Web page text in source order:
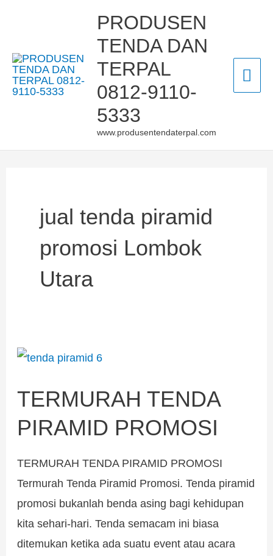
PRODUSEN
TENDA DAN
TERPAL
0812-9110-
5333
www.produsentendaterpal.com
jual tenda piramid
promosi Lombok
Utara
TERMURAH TENDA
PIRAMID PROMOSI
TERMURAH TENDA PIRAMID PROMOSI
Termurah Tenda Piramid Promosi. Tenda piramid
promosi bukanlah benda asing bagi kehidupan
kita sehari-hari. Tenda semacam ini biasa
ditemukan ketika ada suatu event atau acara
TERMURAH
PIRAMID